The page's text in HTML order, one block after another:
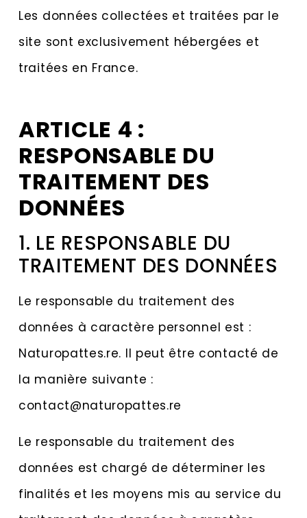
Les données collectées et traitées par le
site sont exclusivement hébergées et
traitées en France.
ARTICLE 4 :
RESPONSABLE DU
TRAITEMENT DES
DONNÉES
1. LE RESPONSABLE DU
TRAITEMENT DES DONNÉES
Le responsable du traitement des
données à caractère personnel est :
Naturopattes.re. Il peut être contacté de
la manière suivante :
contact@naturopattes.re
Le responsable du traitement des
données est chargé de déterminer les
finalités et les moyens mis au service du